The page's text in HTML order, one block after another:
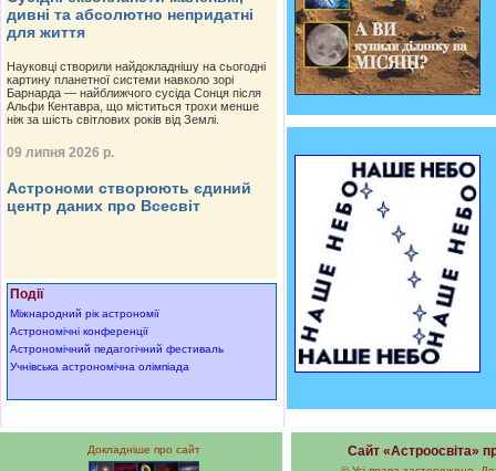
дивні та абсолютно непридатні
для життя
Науковці створили найдокладнішу на сьогодні
картину планетної системи навколо зорі
Барнарда — найближчого сусіда Сонця після
Альфи Кентавра, що міститься трохи менше
ніж за шість світлових років від Землі.
09 липня 2026 р.
Астрономи створюють єдиний
центр даних про Всесвіт
Події
Міжнародний рік астрономії
Астрономічні конференції
Астрономічний педагогічний фестиваль
Учнівська астрономічна олімпіада
Докладніше про сайт Сайт «Астроосвіта»